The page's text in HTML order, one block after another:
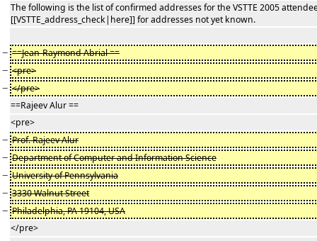
The following is the list of confirmed addresses for the VSTTE 2005
[[VSTTE_address_check|here]] for addresses not yet known.
− ==Jean-Raymond Abrial ==
− <pre>
− </pre>
==Rajeev Alur ==
<pre>
− Prof. Rajeev Alur
− Department of Computer and Information Science
− University of Pennsylvania
− 3330 Walnut Street
− Philadelphia, PA 19104, USA
</pre>